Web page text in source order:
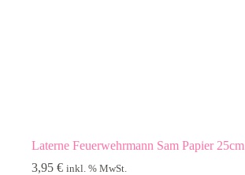
Laterne Feuerwehrmann Sam Papier 25cm
3,95 € inkl. % MwSt.